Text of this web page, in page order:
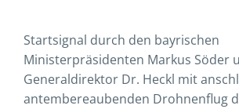
Startsignal durch den bayrischen
Ministerpräsidenten Markus Söder
Generaldirektor Dr. Heckl mit
antembereaubenden Drohnenflug